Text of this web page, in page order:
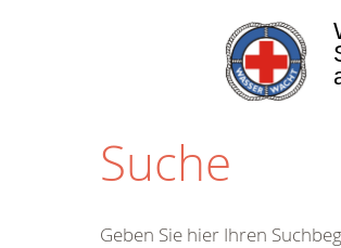
Suche
Geben Sie hier Ihren